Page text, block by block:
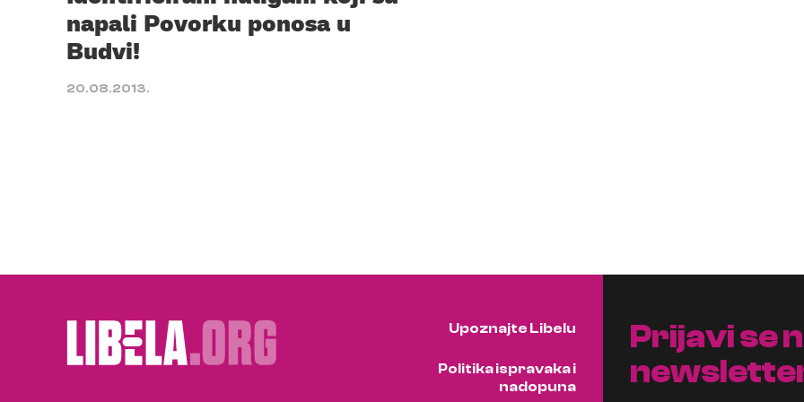
napali Povorku ponosa u
Budvi!
20.08.2013.
Upoznajte Libelu
Politika ispravaka i
nadopuna
Prijavi se